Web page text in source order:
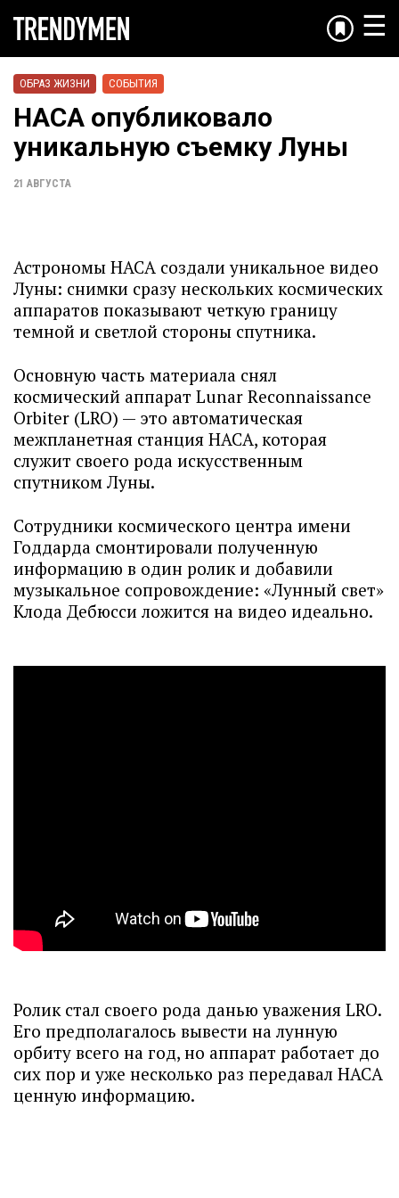
☰
ОБРАЗ ЖИЗНИ СОБЫТИЯ
НАСА опубликовало
уникальную съемку Луны
21 АВГУСТА
Астрономы НАСА создали уникальное видео
Луны: снимки сразу нескольких космических
аппаратов показывают четкую границу
темной и светлой стороны спутника.
Основную часть материала снял
космический аппарат Lunar Reconnaissance
Orbiter (LRO) — это автоматическая
межпланетная станция НАСА, которая
служит своего рода искусственным
спутником Луны.
Сотрудники космического центра имени
Годдарда смонтировали полученную
информацию в один ролик и добавили
музыкальное сопровождение: «Лунный свет»
Клода Дебюсси ложится на видео идеально.
Ролик стал своего рода данью уважения LRO.
Его предполагалось вывести на лунную
орбиту всего на год, но аппарат работает до
сих пор и уже несколько раз передавал НАСА
ценную информацию.